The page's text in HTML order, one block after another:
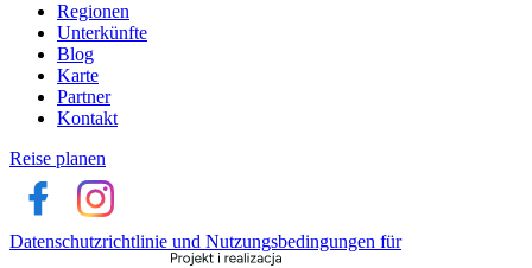
Regionen
Unterkünfte
Blog
Karte
Partner
Kontakt
Reise planen
Datenschutzrichtlinie und Nutzungsbedingungen für